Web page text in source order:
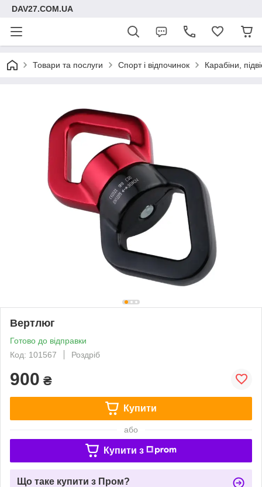
DAV27.COM.UA
Товари та послуги Спорт і відпочинок Карабіни,
Вертлюг
Готово до відправки
Код: 101567
Роздріб
900 ₴
Купити
або
Купити з
Що таке купити з Пром?